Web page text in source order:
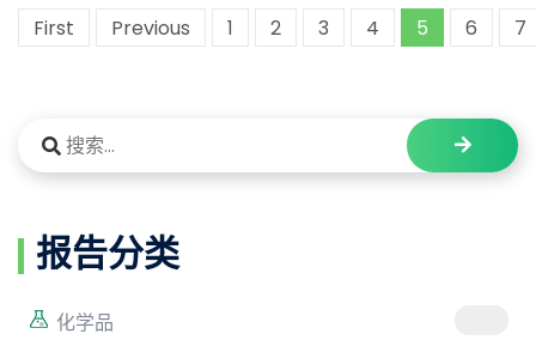
First Previous 1 2 3 4 5 6 7
报告分类
化学品